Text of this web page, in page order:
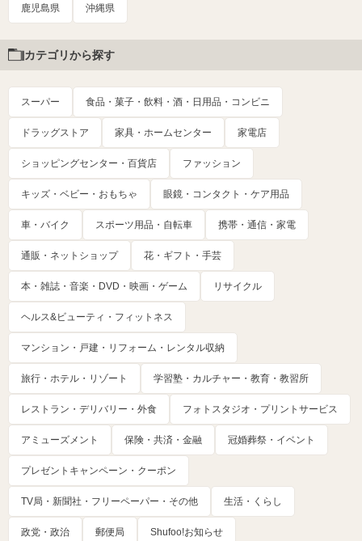
鹿児島県 沖縄県
カテゴリから探す
スーパー 食品・菓子・飲料・酒・日用品・コンビニ
ドラッグストア 家具・ホームセンター 家電店
ショッピングセンター・百貨店 ファッション
キッズ・ベビー・おもちゃ 眼鏡・コンタクト・ケア用品
車・バイク スポーツ用品・自転車 携帯・通信・家電
通販・ネットショップ 花・ギフト・手芸
本・雑誌・音楽・DVD・映画・ゲーム リサイクル
ヘルス&ビューティ・フィットネス
マンション・戸建・リフォーム・レンタル収納
旅行・ホテル・リゾート 学習塾・カルチャー・教育・教習所
レストラン・デリバリー・外食 フォトスタジオ・プリントサービス
アミューズメント 保険・共済・金融 冠婚葬祭・イベント
プレゼントキャンペーン・クーポン
TV局・新聞社・フリーペーパー・その他 生活・くらし
政党・政治 郵便局 Shufoo!お知らせ